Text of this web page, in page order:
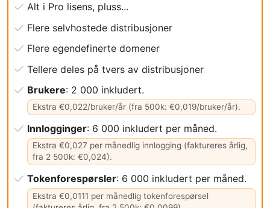
Alt i Pro lisens, pluss...
Flere selvhostede distribusjoner
Flere egendefinerte domener
Tellere deles på tvers av distribusjoner
Brukere: 2 000 inkludert.
Ekstra €0,022/bruker/år (fra 500k: €0,019/bruker/år).
Innlogginger: 6 000 inkludert per måned.
Ekstra €0,027 per månedlig innlogging (faktureres årlig,
fra 2 500k: €0,024).
Tokenforespørsler: 6 000 inkludert per måned.
Ekstra €0,0111 per månedlig tokenforespørsel